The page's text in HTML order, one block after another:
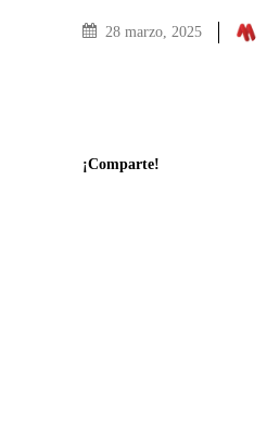
28 marzo, 2025
¡Comparte!